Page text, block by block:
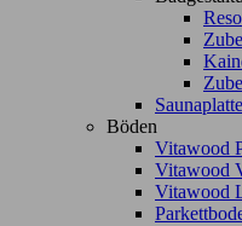
Böden
Vitawood
Vitawood
Vitawood